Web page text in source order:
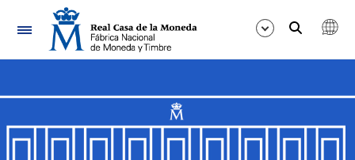
Navigation